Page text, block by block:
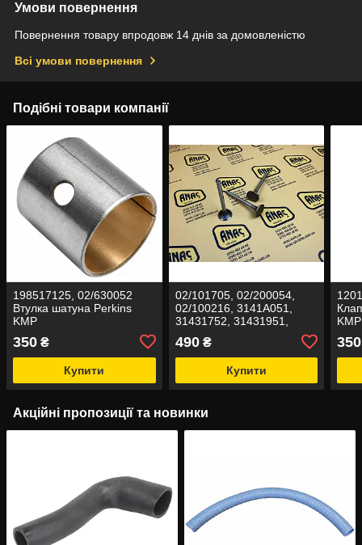
Умови повернення
Повернення товару впродовж 14 днів за домовленістю
Всі умови повернення
Подібні товари компанії
198517125, 02/630052
Втулка шатуна Perkins
KMP
350 ₴
Купити
02/101705, 02/200054,
02/100216, 3141A051,
31431752, 31431951,
Клапан випускний на JCB
3CX,
490₴
Купити
KMP
350
Акційні пропозиції та новинки